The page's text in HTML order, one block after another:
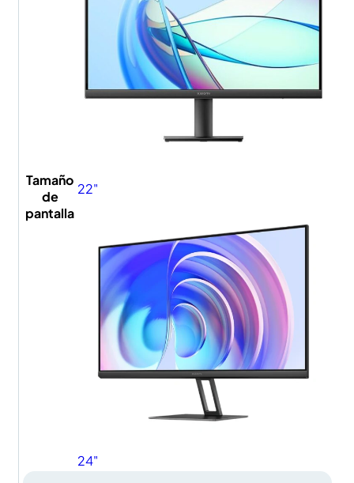
Tamaño
de
pantalla
22"
24"